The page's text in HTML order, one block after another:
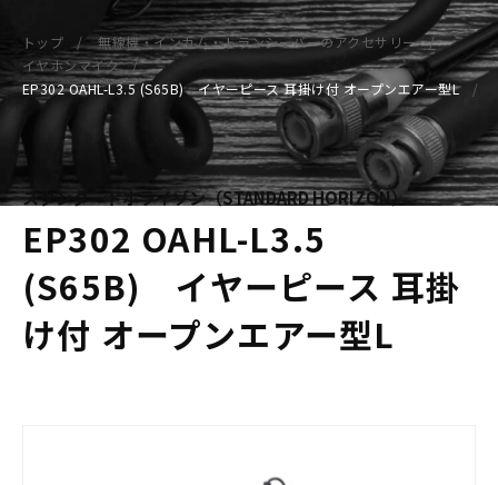
トップ
無線機・インカム・トランシーバーのアクセサリー
イヤホンマイク
EP302 OAHL-L3.5 (S65B) イヤーピース 耳掛け付 オープンエアー型L
スタンダードホライゾン（STANDARD HORIZON）
EP302 OAHL-L3.5
(S65B) イヤーピース 耳掛
け付 オープンエアー型L